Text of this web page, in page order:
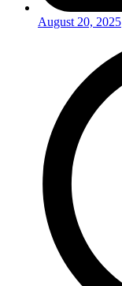
August 20, 2025